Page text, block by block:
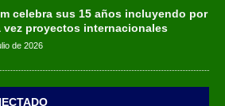
celebra sus 15 años incluyendo por
vez proyectos internacionales
de 2026